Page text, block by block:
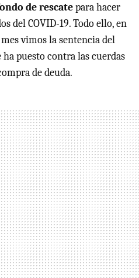
de rescatepara hacer
del COVID-19. Todo ello, en
vimos la sentencia del
puesto contra las cuerdas
de deuda.